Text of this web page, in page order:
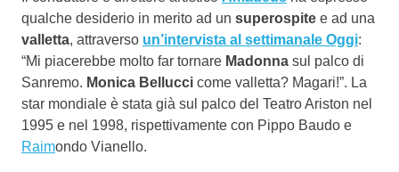
qualche desiderio in merito ad un superospite e ad una
valletta, attraverso un’intervista al settimanale Oggi:
“Mi piacerebbe molto far tornare Madonna sul palco di
Sanremo. Monica Bellucci come valletta? Magari!”. La
star mondiale è stata già sul palco del Teatro Ariston nel
1995 e nel 1998, rispettivamente con Pippo Baudo e
Raimondo Vianello.